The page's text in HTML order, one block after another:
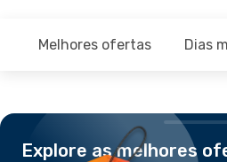
Melhores ofertas Dias
Explore as melhores